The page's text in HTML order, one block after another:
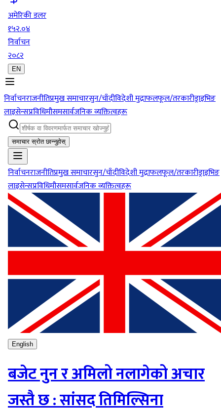
अमेरिकी डलर
१५२.०४
निर्वाचन
२०८२
EN
निर्वाचनराजनीतिप्रमुख समाचारसुन/चाँदीविदेशी मुद्राफलफूल/तरकारीड्राइभिङ
लाइसेन्सप्रविधिमौसमसार्वजनिक व्यक्तित्वहरू
समाचार स्रोत छान्नुहोस्
निर्वाचनराजनीतिप्रमुख समाचारसुन/चाँदीविदेशी मुद्राफलफूल/तरकारीड्राइभिङ
लाइसेन्सप्रविधिमौसमसार्वजनिक व्यक्तित्वहरू
English
बजेट नुन र अमिलो नलागेको अचार
जस्तै छ : सांसद तिमिल्सिना